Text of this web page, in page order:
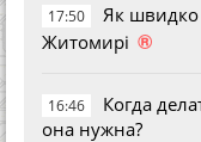
17:50
Як швидко
Житомирі ®
16:46
Когда
она нужна?